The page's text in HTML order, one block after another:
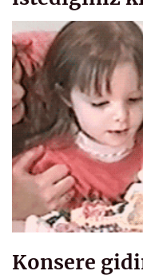
Konsere